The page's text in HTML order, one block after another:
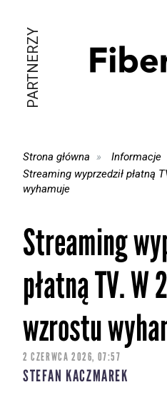
PARTNERZY
Strona główna
Informacje
Streaming wyprzedził płatną
wyhamuje
Streaming
płatną TV.
wzrostu
2 CZERWCA 2026, 07:57
STEFAN KACZMAREK